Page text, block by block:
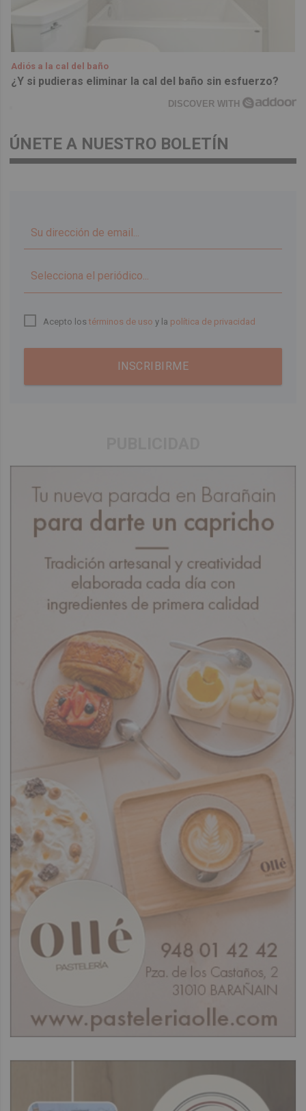
Adiós a la cal del baño
¿Y si pudieras eliminar la cal del baño sin esfuerzo?
DISCOVER WITH
ÚNETE A NUESTRO BOLETÍN
Acepto lostérminos de uso y la política de privacidad
INSCRIBIRME